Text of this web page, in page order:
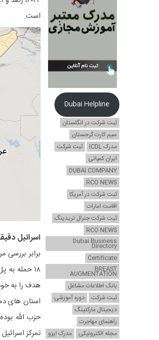
است.
اسرائیل
هدف را به
استان های
حزب الله
تمرکز
Dubai Helpline
ثبت شرکت در انگلستان
سیم کارت گرجستان
مدرک ICDL
ثبت شرکت
ایران کمپانی
DUBAI COMPANY
RCO NEWS
ثبت شرکت در آمریکا
اقامت امارات
ثبت شرکت جنرال تریدینگ
RCO NEWS
Dubai Business
Directory
Certificate
BREAST
AUGMENTATION
بانک اطلاعات مشاغل
ثبت شرکت
دوره آموزشی
دیجیتال مارکتینگ
راهنمای مهاجرت
مجله الکترونیکی
مدرک ایزو